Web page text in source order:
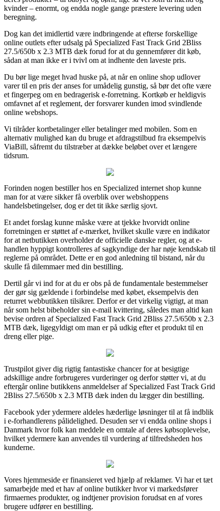
kvinder – enormt, og endda nogle gange præstere levering uden
beregning.
Dog kan det imidlertid være indbringende at efterse forskellige
online outlets efter udsalg på Specialized Fast Track Grid 2Bliss
27.5/650b x 2.3 MTB dæk forud for at du gennemfører dit køb,
sådan at man ikke er i tvivl om at indhente den laveste pris.
Du bør lige meget hvad huske på, at når en online shop udlover
varer til en pris der anses for umådelig gunstig, så bør det ofte være
et fingerpeg om en bedragerisk e-forretning. Kortkøb er heldigvis
omfavnet af et reglement, der forsvarer kunden imod svindlende
online webshops.
Vi tilråder kortbetalinger eller betalinger med mobilen. Som en
alternativ mulighed kan du bruge et afdragstilbud fra eksempelvis
ViaBill, såfremt du tilstræber at dække beløbet over et længere
tidsrum.
Forinden nogen bestiller hos en Specialized internet shop kunne
man for at være sikker få overblik over webshoppens
handelsbetingelser, dog er det tit ikke særlig sjovt.
Et andet forslag kunne måske være at tjekke hvorvidt online
forretningen er støttet af e-mærket, hvilket skulle være en indikator
for at netbutikken overholder de officielle danske regler, og at e-
handlen hyppigt kontrolleres af sagkyndige der har nøje kendskab til
reglerne på området. Dette er en god anledning til bistand, når du
skulle få dilemmaer med din bestilling.
Dertil går vi ind for at du er obs på de fundamentale bestemmelser
der gør sig gældende i forbindelse med købet, eksempelvis den
returret webbutikken tilsikrer. Derfor er det virkelig vigtigt, at man
når som helst bibeholder sin e-mail kvittering, således man altid kan
bevise ordren af Specialized Fast Track Grid 2Bliss 27.5/650b x 2.3
MTB dæk, ligegyldigt om man er på udkig efter et produkt til en
dreng eller pige.
Trustpilot giver dig rigtig fantastiske chancer for at besigtige
adskillige andre forbrugeres vurderinger og derfor støtter vi, at du
eftergår online butikkens anmeldelser af Specialized Fast Track Grid
2Bliss 27.5/650b x 2.3 MTB dæk inden du lægger din bestilling.
Facebook yder ydermere aldeles hæderlige løsninger til at få indblik
i e-forhandlerens pålidelighed. Desuden ser vi endda online shops i
Danmark hvor folk kan meddele en omtale af deres købsoplevelse,
hvilket ydermere kan anvendes til vurdering af tilfredsheden hos
kunderne.
Vores hjemmeside er finansieret ved hjælp af reklamer. Vi har et tæt
samarbejde med et hav af online butikker hvor vi markedsfører
firmaernes produkter, og indtjener provision forudsat en af vores
brugere udfører en bestilling.